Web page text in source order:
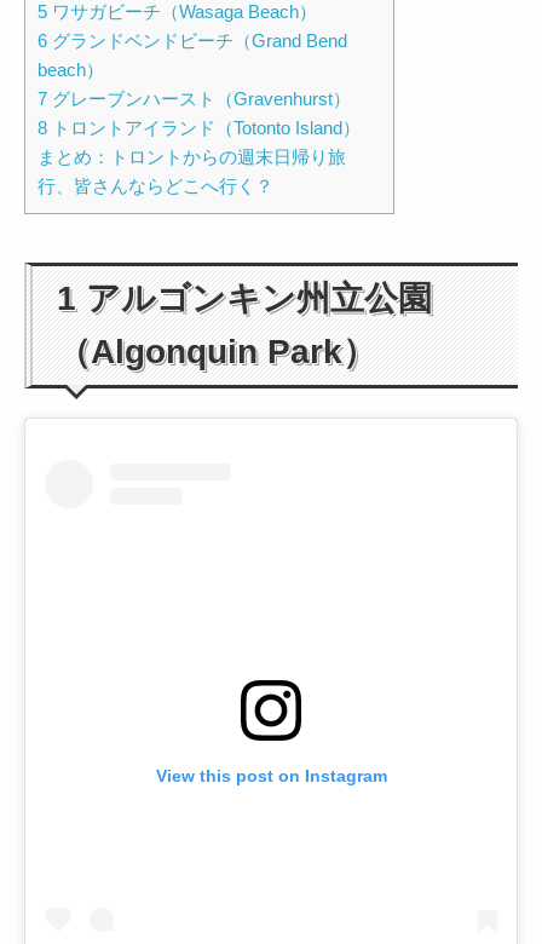
5 ワサガビーチ（Wasaga Beach）
6 グランドベンドビーチ（Grand Bend
beach）
7 グレーブンハースト（Gravenhurst）
8 トロントアイランド（Totonto Island）
まとめ：トロントからの週末日帰り旅
行、皆さんならどこへ行く？
1 アルゴンキン州立公園
（Algonquin Park）
View this post on Instagram